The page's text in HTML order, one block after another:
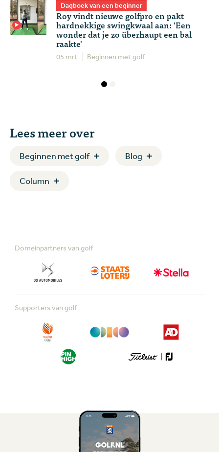
Dagboek van een beginner
Roy vindt nieuwe golfpro en pakt
hardnekkige swingkwaal aan: 'Een
wonder dat je zo überhaupt een bal
raakte'
05 mrt Beginnen met golf
Lees meer over
Beginnen met golf Blog
Column
Domeinpartners van golf
Supporters van golf